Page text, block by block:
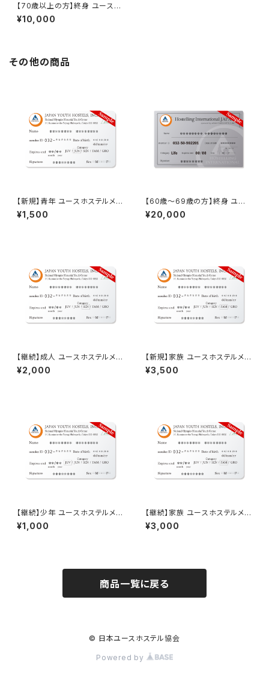
【70歳以上の方】終身 ユースホ
ステルメンバーシップ
¥10,000
その他の商品
【新規】青年 ユースホステルメン
バーシップ
¥1,500
【60歳〜69歳の方】終身 ユー
スホステルメンバーシップ
¥20,000
【継続】成人 ユースホステルメン
バーシップ
¥2,000
【新規】家族 ユースホステルメン
バーシップ
¥3,500
【継続】少年 ユースホステルメン
バーシップ
¥1,000
【継続】家族 ユースホステルメン
バーシップ
¥3,000
商品一覧に戻る
© 日本ユースホステル協会
Powered by